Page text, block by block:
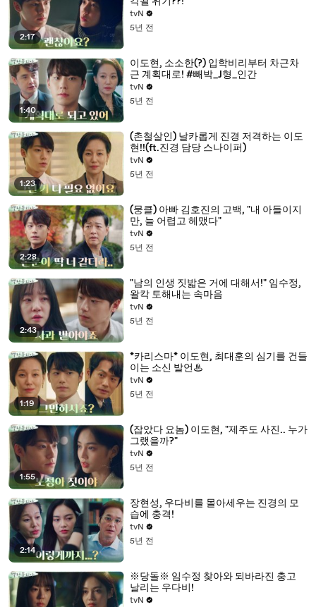
2:17
tvN
5년 전
1:40
이도현, 소소한(?) 입학비리부터 차근차
근 계획대로! #빼박_J형_인간
tvN
5년 전
1:23
(촌철살인) 날카롭게 진경 저격하는 이도
현!!(ft.진경 담당 스나이퍼)
tvN
5년 전
2:28
(뭉클) 아빠 김호진의 고백, "내 아들이지
만, 늘 어렵고 헤맸다"
tvN
5년 전
2:43
"남의 인생 짓밟은 거에 대해서!" 임수정,
왈칵 토해내는 속마음
tvN
5년 전
1:19
*카리스마* 이도현, 최대훈의 심기를 건들
이는 소신 발언♨
tvN
5년 전
1:55
(잡았다 요놈) 이도현, "제주도 사진.. 누가
그랬을까?"
tvN
5년 전
2:14
장현성, 우다비를 몰아세우는 진경의 모
습에 충격!
tvN
5년 전
※당돌※ 임수정 찾아와 되바라진 충고
날리는 우다비!
tvN